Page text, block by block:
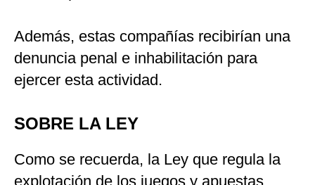
Además, estas compañías recibirían una
denuncia penal e inhabilitación para
ejercer esta actividad.
SOBRE LA LEY
Como se recuerda, la Ley que regula la
explotación de los juegos y apuestas